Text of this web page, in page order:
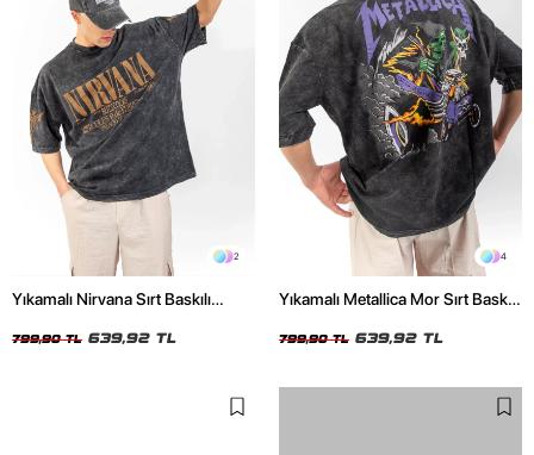
2
Yıkamalı Nirvana Sırt Baskılı
799,90 TL 639,92 TL
4
Yıkamalı Metallica Mor Sırt Baskılı
799,90 TL 639,92 TL